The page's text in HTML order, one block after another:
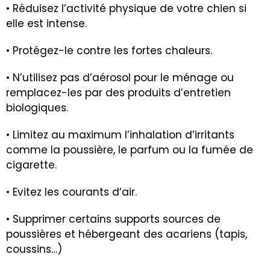
• Réduisez l’activité physique de votre chien si
elle est intense.
• Protégez-le contre les fortes chaleurs.
• N’utilisez pas d’aérosol pour le ménage ou
remplacez-les par des produits d’entretien
biologiques.
• Limitez au maximum l’inhalation d’irritants
comme la poussière, le parfum ou la fumée de
cigarette.
• Evitez les courants d’air.
• Supprimer certains supports sources de
poussières et hébergeant des acariens (tapis,
coussins…)